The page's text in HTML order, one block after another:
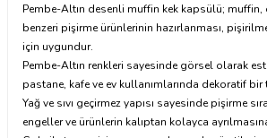
Pembe-Altın desenli muffin kek kapsülü; muffin,
benzeri pişirme ürünlerinin hazırlanması,
için uygundur.
Pembe-Altın renkleri sayesinde görsel olarak
pastane, kafe ve ev kullanımlarında dekoratif bir
Yağ ve sıvı geçirmez yapısı sayesinde pişirme
engeller ve ürünlerin kalıptan kolayca